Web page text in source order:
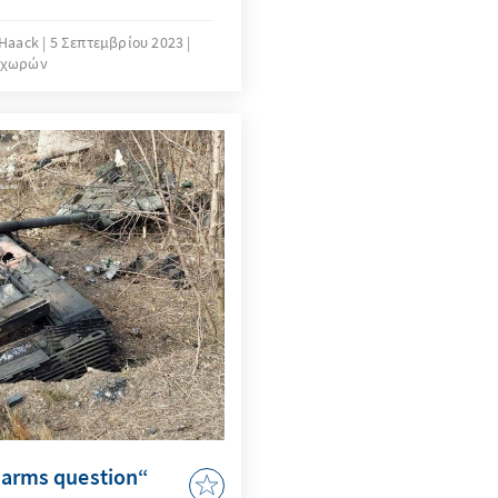
in Zeiten tief
bewertet werden?
inwiefern die
Modi die
G20 nahtlos mit
verknüpft hat.
5 Σεπτεμβρίου 2023
χωρών
question“